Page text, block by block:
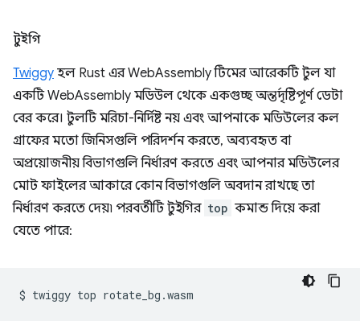
টুইগি
Twiggy হল Rust এর WebAssembly টিমের আরেকটি টুল যা
একটি WebAssembly মডিউল থেকে একগুচ্ছ অন্তর্দৃষ্টিপূর্ণ ডেটা
বের করে। টুলটি মরিচা-নির্দিষ্ট নয় এবং আপনাকে মডিউলের কল
গ্রাফের মতো জিনিসগুলি পরিদর্শন করতে, অব্যবহৃত বা
অপ্রয়োজনীয় বিভাগগুলি নির্ধারণ করতে এবং আপনার মডিউলের
মোট ফাইলের আকারে কোন বিভাগগুলি অবদান রাখছে তা
নির্ধারণ করতে দেয়৷ পরবর্তীটি টুইগির top কমান্ড দিয়ে করা
যেতে পারে:
$ twiggy top